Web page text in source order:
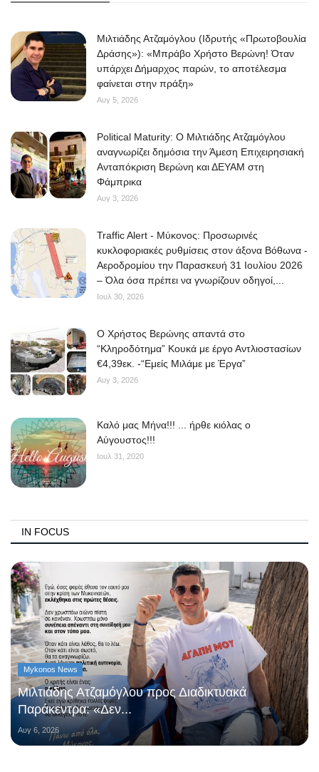
Μιλτιάδης Ατζαμόγλου (Ιδρυτής «Πρωτοβουλία
Δράσης»): «Μπράβο Χρήστο Βερώνη! Όταν
υπάρχει Δήμαρχος παρών, το αποτέλεσμα
φαίνεται στην πράξη»
Αυγ 5, 2026
Political Maturity: Ο Μιλτιάδης Ατζαμόγλου
αναγνωρίζει δημόσια την Άμεση Επιχειρησιακή
Ανταπόκριση Βερώνη και ΔΕΥΑΜ στη
Φάμπρικα
Αυγ 3, 2026
Traffic Alert - Μύκονος: Προσωρινές
κυκλοφοριακές ρυθμίσεις στον άξονα Βόθωνα -
Αεροδρομίου την Παρασκευή 31 Ιουλίου 2026
– Όλα όσα πρέπει να γνωρίζουν οδηγοί,...
Ιουλ 30, 2026
O Χρήστος Βερώνης απαντά στο
“Κληροδότημα” Κουκά με έργο Αντλιοστασίων
€4,39εκ. -“Εμείς Μιλάμε με Έργα”
Αυγ 3, 2026
Kαλό μας Μήνα!!! ... ήρθε κιόλας ο
Αύγουστος!!!
Ιουλ 31, 2020
IN FOCUS
Mykonos News
Μιλτιάδης Ατζαμόγλου προς Διαδικτυακά
Παράκεντρα: «Δεν...
Αυγ 6, 2026